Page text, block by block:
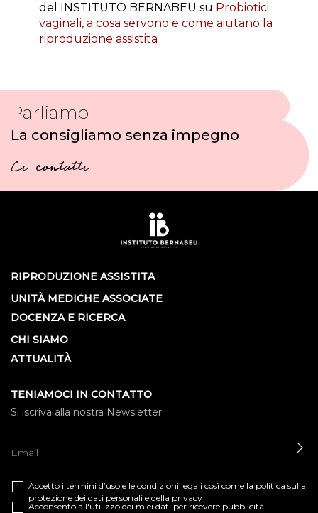
del INSTITUTO BERNABEU su Probiotici
vaginali, a cosa servono e come aiutano la
riproduzione assistita
Parliamo
La consigliamo senza impegno
Ci contatti
RIPRODUZIONE ASSISTITA
UNITÀ MEDICHE ASSOCIATE
DOCENZA E RICERCA
CHI SIAMO
ATTUALITÀ
TENIAMOCI IN CONTATTO
Si iscriva alla nostra Newsletter
Accetto i termini d’uso e le condizioni legali così come la politica sulla
protezione dei dati personali e della privacy
Acconsento all'utilizzo dei miei dati per ricevere pubblicità